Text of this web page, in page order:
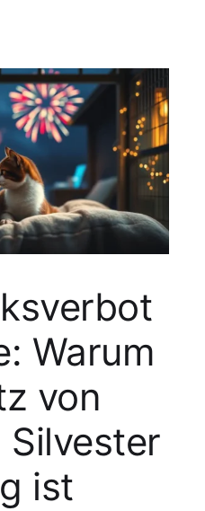
Warum
von
Silvester
ist